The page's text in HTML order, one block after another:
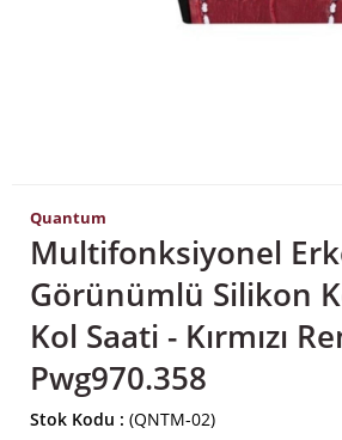
Quantum
Multifonksiyonel
Görünümlü Silikon
Kol Saati - Kırmızı
Pwg970.358
Stok Kodu (QNTM-02)